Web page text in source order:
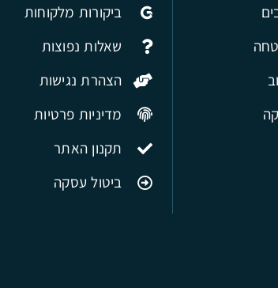
ביקורות מלקוחות
שאלות נפוצות
הצהרת נגישות
מדיניות פרטיות
תקנון האתר
ביטול עסקה